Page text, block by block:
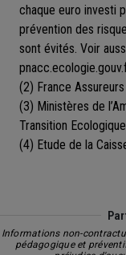
chaque euro investi
prévention des
sont évités. Voir
(2) France
(3) Ministères de
Transition
(4) Etude de la
Informations non-
pédagogique et